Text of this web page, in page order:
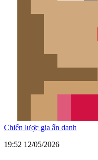
Chiến lược gia ẩn danh
19:52 12/05/2026